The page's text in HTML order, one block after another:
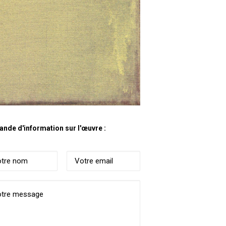
d'information sur l'œuvre :